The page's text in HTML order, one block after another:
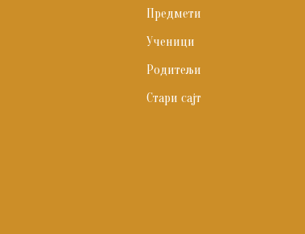
Предмети
Ученици
Родитељи
Стари сајт